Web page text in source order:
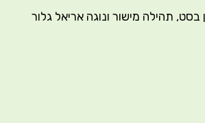
תהילה מישור ונוגה אריאל גלור